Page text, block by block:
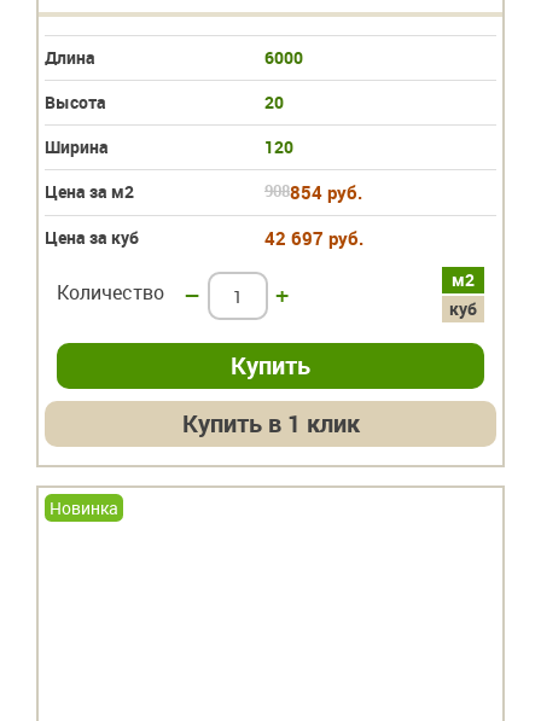
Длина
6000
Высота
20
Ширина
120
Цена за м2
908854 руб.
Цена за куб 42 697 руб.
м2
куб
Количество – +
Купить в 1 клик
Новинка